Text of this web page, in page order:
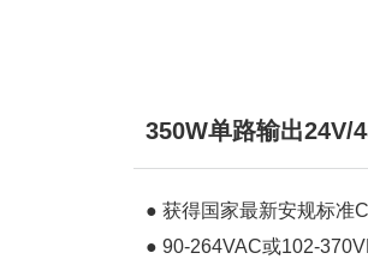
350W单路输出24V/
● 获得国家最新安规标准
● 90-264VAC或102-